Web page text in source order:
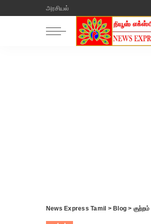
அரசியல்
News Express Tamil > Blog > குற்றம்